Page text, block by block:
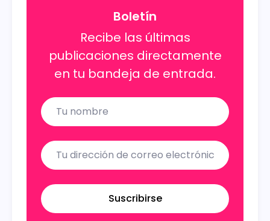
Boletín
Recibe las últimas
publicaciones directamente
en tu bandeja de entrada.
Name
Email
Suscribirse